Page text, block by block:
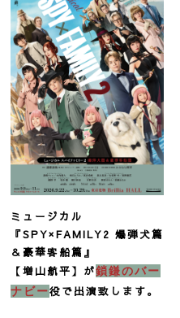
ミュージカル
『SPY×FAMILY2 爆弾犬篇
＆豪華客船篇』
【増山航平】が鎖鎌のバー
ナビー役で出演致します。